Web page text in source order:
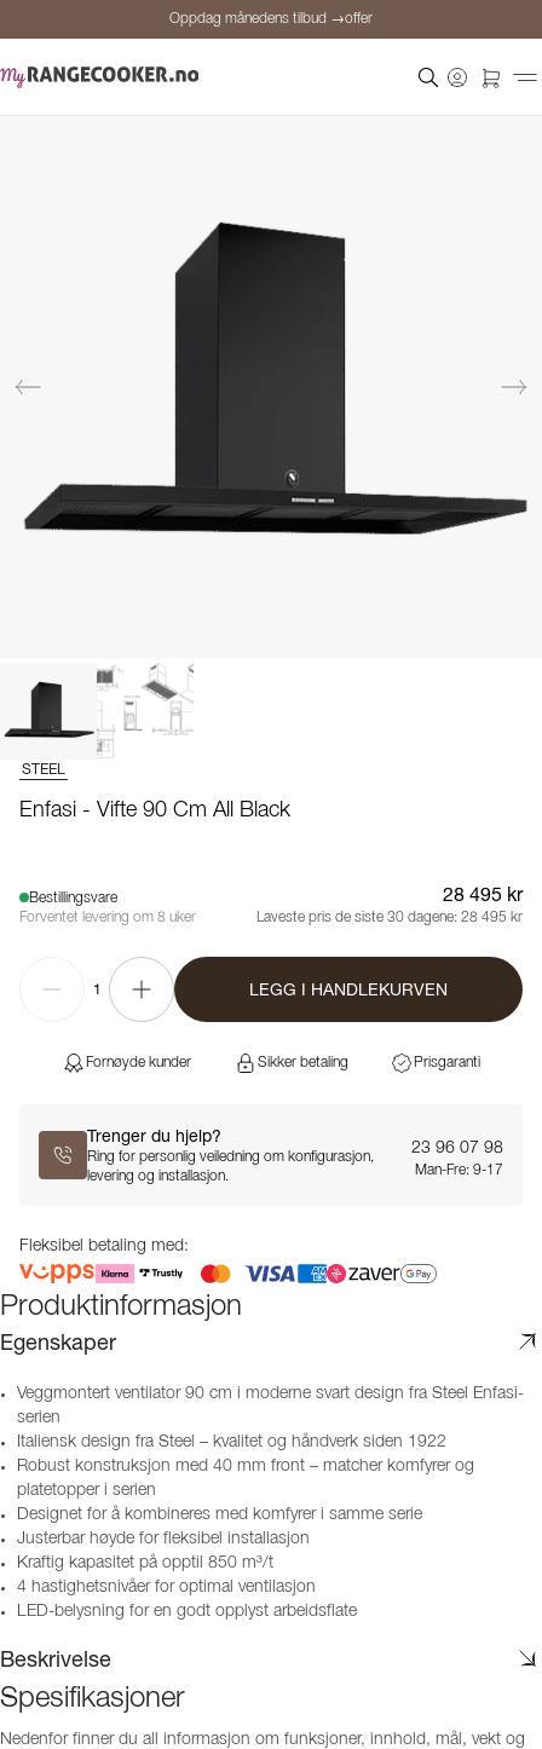
Oppdag månedens tilbud →offer
STEEL
Enfasi - Vifte 90 Cm All Black
Bestillingsvare
Forventet levering om 8 uker
28 495 kr
Laveste pris de siste 30 dagene: 28 495 kr
1 LEGG I HANDLEKURVEN
Fornøyde kunder Sikker betaling Prisgaranti
Trenger du hjelp?
Ring for personlig veiledning om konfigurasjon,
levering og installasjon.
23 96 07 98
Man-Fre: 9-17
Fleksibel betaling med:
Produktinformasjon
Egenskaper
Veggmontert ventilator 90 cm i moderne svart design fra Steel Enfasi-
serien
Italiensk design fra Steel – kvalitet og håndverk siden 1922
Robust konstruksjon med 40 mm front – matcher komfyrer og
platetopper i serien
Designet for å kombineres med komfyrer i samme serie
Justerbar høyde for fleksibel installasjon
Kraftig kapasitet på opptil 850 m³/t
4 hastighetsnivåer for optimal ventilasjon
LED-belysning for en godt opplyst arbeidsflate
Beskrivelse
Spesifikasjoner
Nedenfor finner du all informasjon om funksjoner, innhold, mål, vekt og